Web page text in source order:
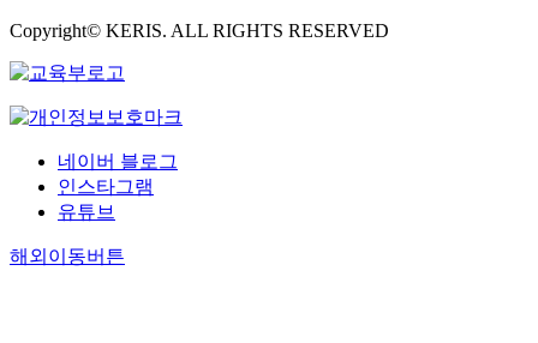
Copyright© KERIS. ALL RIGHTS RESERVED
네이버 블로그
인스타그램
유튜브
해외이동버튼